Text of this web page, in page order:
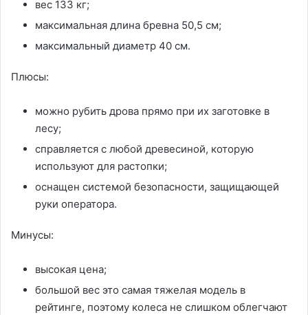
вес 133 кг;
максимальная длина бревна 50,5 см;
максимальный диаметр 40 см.
Плюсы:
можно рубить дрова прямо при их заготовке в
лесу;
справляется с любой древесиной, которую
используют для растопки;
оснащен системой безопасности, защищающей
руки оператора.
Минусы:
высокая цена;
большой вес это самая тяжелая модель в
рейтинге, поэтому колеса не слишком облегчают